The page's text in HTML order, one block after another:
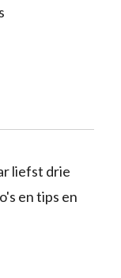
liefst drie
en tips en